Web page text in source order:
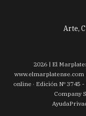
Arte,
2026| El
www.elmarplatense.com
online · Edición Nº 3745 -
Company
Ayuda